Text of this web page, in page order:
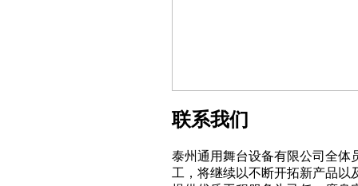
联系我们
泰州通用舞台设备有限公司全体
工，将继续以不断开拓新产品以